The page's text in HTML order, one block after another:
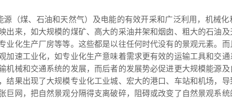
源（煤、石油和天然气）及电能的有效开采和广泛利用，机械
出来，如大规模的煤矿、高大的采油井架和烟囱、粗大的石油
业化生产厂房等等。这些都是以往任何时代没有的景观元素。
加速工业化，如专业化生产意味着需求更有效的运输工具和交
机械和交通系统的发展，而后者的发展势必促进更大规模能源
结果出现了大规模专业化工业城、宏大的港口、车站和机场，
巨网，把自然景观分隔得支离破碎，阻碍或改变了自然景观系